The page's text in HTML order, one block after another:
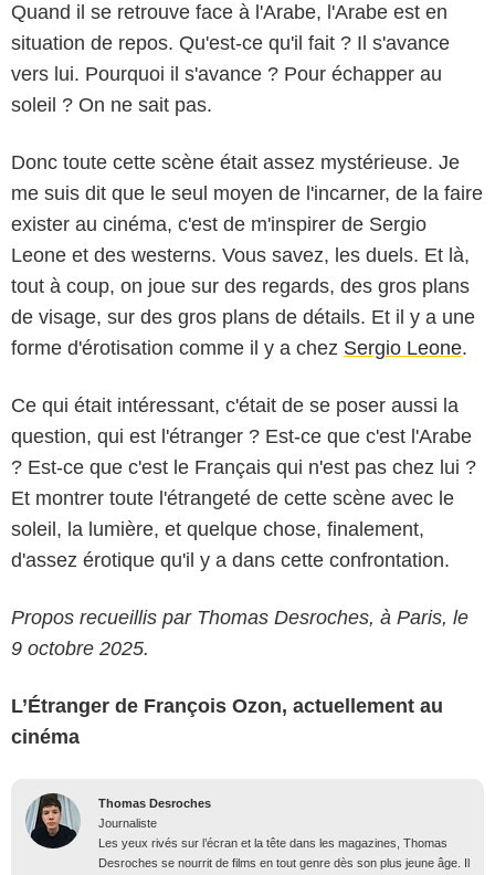
Quand il se retrouve face à l'Arabe, l'Arabe est en
situation de repos. Qu'est-ce qu'il fait ? Il s'avance
vers lui. Pourquoi il s'avance ? Pour échapper au
soleil ? On ne sait pas.
Donc toute cette scène était assez mystérieuse. Je
me suis dit que le seul moyen de l'incarner, de la faire
exister au cinéma, c'est de m'inspirer de Sergio
Leone et des westerns. Vous savez, les duels. Et là,
tout à coup, on joue sur des regards, des gros plans
de visage, sur des gros plans de détails. Et il y a une
forme d'érotisation comme il y a chez Sergio Leone.
Ce qui était intéressant, c'était de se poser aussi la
question, qui est l'étranger ? Est-ce que c'est l'Arabe
? Est-ce que c'est le Français qui n'est pas chez lui ?
Et montrer toute l'étrangeté de cette scène avec le
soleil, la lumière, et quelque chose, finalement,
d'assez érotique qu'il y a dans cette confrontation.
Propos recueillis par Thomas Desroches, à Paris, le
9 octobre 2025.
L’Étranger de François Ozon, actuellement au
cinéma
Thomas Desroches
Journaliste
Les yeux rivés sur l’écran et la tête dans les magazines, Thomas
Desroches se nourrit de films en tout genre dès son plus jeune âge. Il